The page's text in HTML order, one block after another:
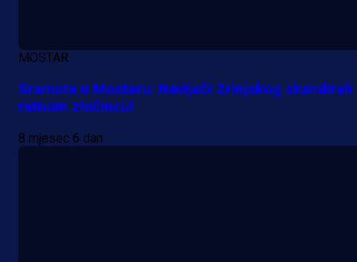
MOSTAR
Sramota u Mostaru: Navijači Zrinjskog skandirali
ratnom zločincu!
8 mjesec 6 dan